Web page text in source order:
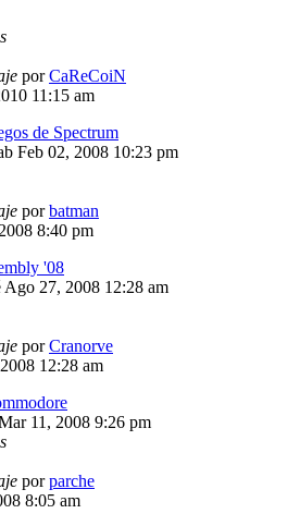
porCaReCoiN
11:15 am
de Spectrum
Feb 02, 2008 10:23 pm
porbatman
8:40 pm
'08
Ago 27, 2008 12:28 am
porCranorve
12:28 am
11, 2008 9:26 pm
porparche
8:05 am